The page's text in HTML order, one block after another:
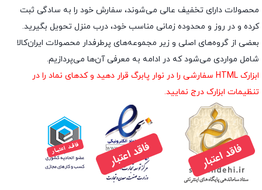
محصولات دارای تخفیف عالی می‌شوند، سفارش خود را به سادگی ثبت
کرده و در روز و محدوده زمانی مناسب خود، درب منزل تحویل بگیرید.
بعضی از گروه‌های اصلی و زیر مجموعه‌های پرطرفدار محصولات ایران‌کالا
شامل مواردی می‌شود که در ادامه به معرفی آن‌ها می‌پردازیم.
ابزارک HTML سفارشی را در نوار پابرگ قرار دهید و کدهای نماد را در
تنظیمات ابزارک درج نمایید.